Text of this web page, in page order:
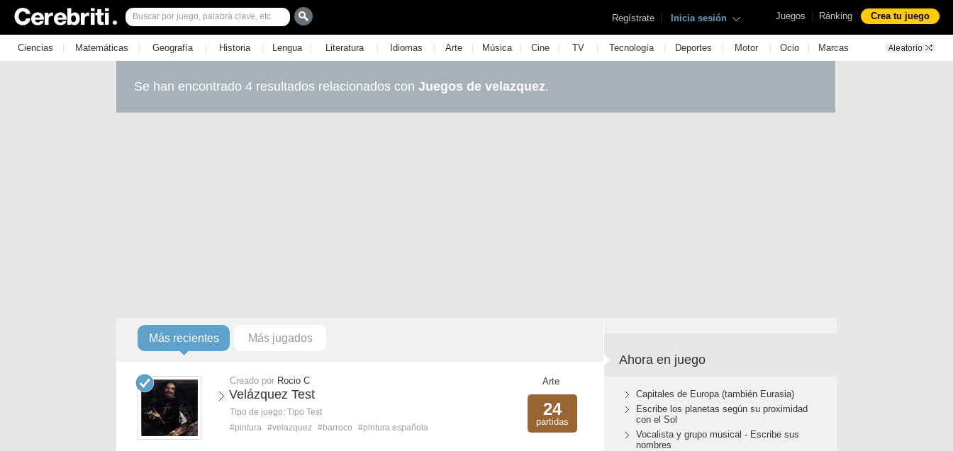
Juegos | Ránking Crea tu juego
Regístrate | Inicia sesión
Ciencias | Matemáticas | Geografía | Historia | Lengua | Literatura | Idiomas | Arte | Música | Cine | TV | Tecnología | Deportes | Motor | Ocio | Marcas
Se han encontrado 4 resultados relacionados con Juegos de velazquez.
Más recientes Más jugados
Creado por Rocio C
Velázquez Test
Tipo de juego: Tipo Test
#pintura #velazquez #barroco #pintura española
Arte
24
partidas
Ahora en juego
Capitales de Europa (también Eurasia)
Escribe los planetas según su proximidad
con el Sol
Vocalista y grupo musical - Escribe sus
nombres